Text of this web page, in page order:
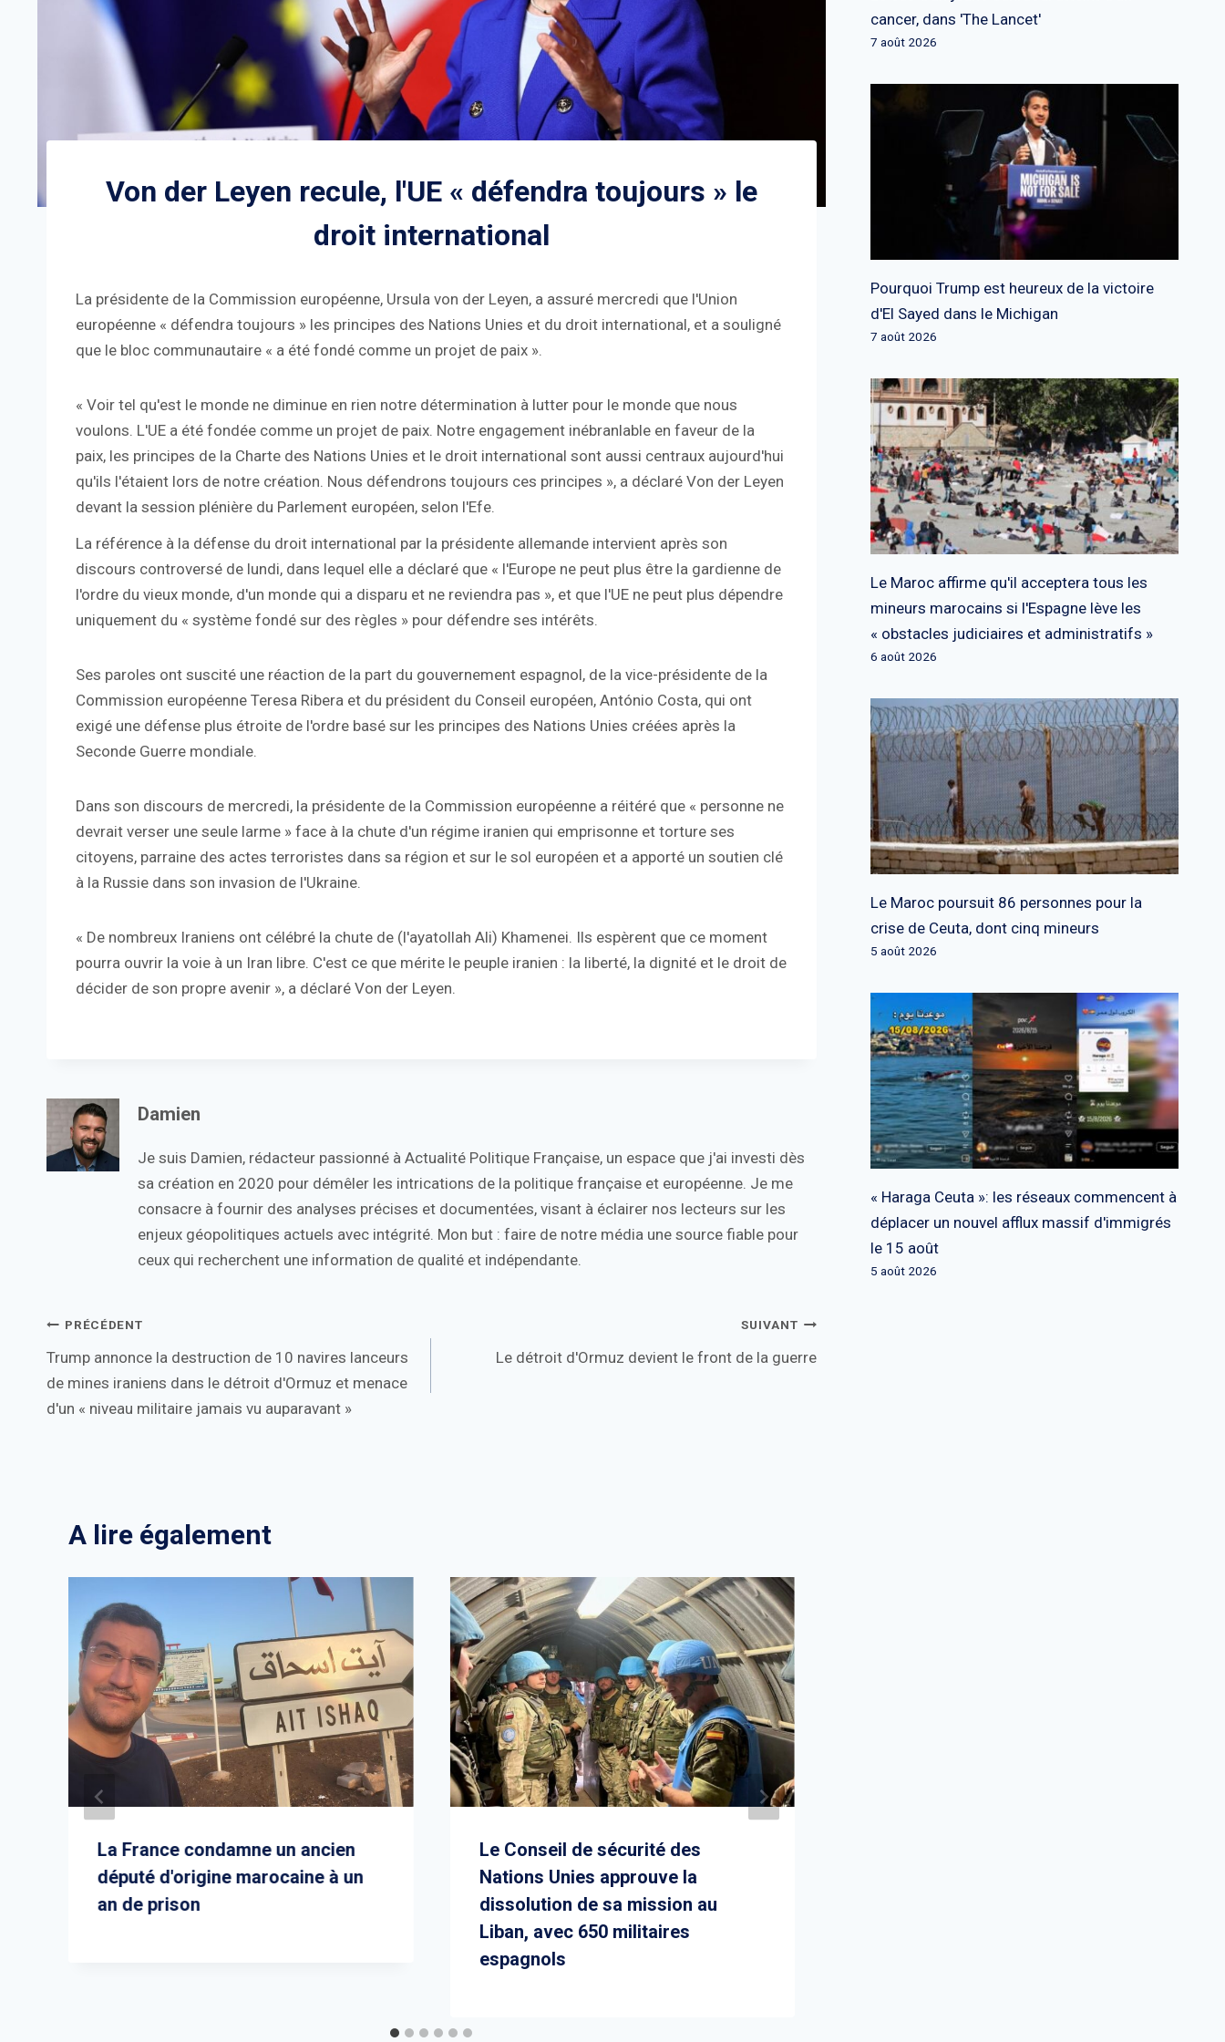
Von der Leyen recule, l'UE « défendra toujours » le
droit international
La présidente de la Commission européenne, Ursula von der Leyen, a assuré mercredi que l'Union
européenne « défendra toujours » les principes des Nations Unies et du droit international, et a souligné
que le bloc communautaire « a été fondé comme un projet de paix ».
« Voir tel qu'est le monde ne diminue en rien notre détermination à lutter pour le monde que nous
voulons. L'UE a été fondée comme un projet de paix. Notre engagement inébranlable en faveur de la
paix, les principes de la Charte des Nations Unies et le droit international sont aussi centraux aujourd'hui
qu'ils l'étaient lors de notre création. Nous défendrons toujours ces principes », a déclaré Von der Leyen
devant la session plénière du Parlement européen, selon l'Efe.
La référence à la défense du droit international par la présidente allemande intervient après son
discours controversé de lundi, dans lequel elle a déclaré que « l'Europe ne peut plus être la gardienne de
l'ordre du vieux monde, d'un monde qui a disparu et ne reviendra pas », et que l'UE ne peut plus dépendre
uniquement du « système fondé sur des règles » pour défendre ses intérêts.
Ses paroles ont suscité une réaction de la part du gouvernement espagnol, de la vice-présidente de la
Commission européenne Teresa Ribera et du président du Conseil européen, António Costa, qui ont
exigé une défense plus étroite de l'ordre basé sur les principes des Nations Unies créées après la
Seconde Guerre mondiale.
Dans son discours de mercredi, la présidente de la Commission européenne a réitéré que « personne ne
devrait verser une seule larme » face à la chute d'un régime iranien qui emprisonne et torture ses
citoyens, parraine des actes terroristes dans sa région et sur le sol européen et a apporté un soutien clé
à la Russie dans son invasion de l'Ukraine.
« De nombreux Iraniens ont célébré la chute de (l'ayatollah Ali) Khamenei. Ils espèrent que ce moment
pourra ouvrir la voie à un Iran libre. C'est ce que mérite le peuple iranien : la liberté, la dignité et le droit de
décider de son propre avenir », a déclaré Von der Leyen.
Damien
Je suis Damien, rédacteur passionné à Actualité Politique Française, un espace que j'ai investi dès
sa création en 2020 pour démêler les intrications de la politique française et européenne. Je me
consacre à fournir des analyses précises et documentées, visant à éclairer nos lecteurs sur les
enjeux géopolitiques actuels avec intégrité. Mon but : faire de notre média une source fiable pour
ceux qui recherchent une information de qualité et indépendante.
Navigation
de
l’article
PRÉCÉDENT
Trump annonce la destruction de 10 navires lanceurs
de mines iraniens dans le détroit d'Ormuz et menace
d'un « niveau militaire jamais vu auparavant »
SUIVANT
Le détroit d'Ormuz devient le front de la guerre
A lire également
La France condamne un ancien
député d'origine marocaine à un
an de prison
Le Conseil de sécurité des
Nations Unies approuve la
dissolution de sa mission au
Liban, avec 650 militaires
espagnols
cancer, dans 'The Lancet'
7 août 2026
Pourquoi Trump est heureux de la victoire
d'El Sayed dans le Michigan
7 août 2026
Le Maroc affirme qu'il acceptera tous les
mineurs marocains si l'Espagne lève les
« obstacles judiciaires et administratifs »
6 août 2026
Le Maroc poursuit 86 personnes pour la
crise de Ceuta, dont cinq mineurs
5 août 2026
« Haraga Ceuta »: les réseaux commencent à
déplacer un nouvel afflux massif d'immigrés
le 15 août
5 août 2026